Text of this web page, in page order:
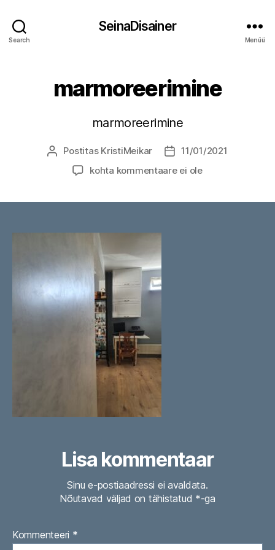
Search
SeinaDisainer
Menüü
marmoreerimine
marmoreerimine
Postituse
autor
Postitas KristiMeikar
Postituse
kuupäev
11/01/2021
marmoreerimine
kohta kommentaare ei ole
Lisa kommentaar
Sinu e-postiaadressi ei avaldata.
Nõutavad väljad on tähistatud *-ga
Kommenteeri *